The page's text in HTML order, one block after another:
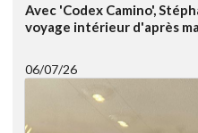
Avec 'Codex Camino',
voyage intérieur d'après
06/07/26